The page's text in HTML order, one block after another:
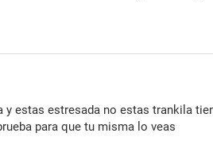
y estas estresada no estas trankila
para que tu misma lo veas